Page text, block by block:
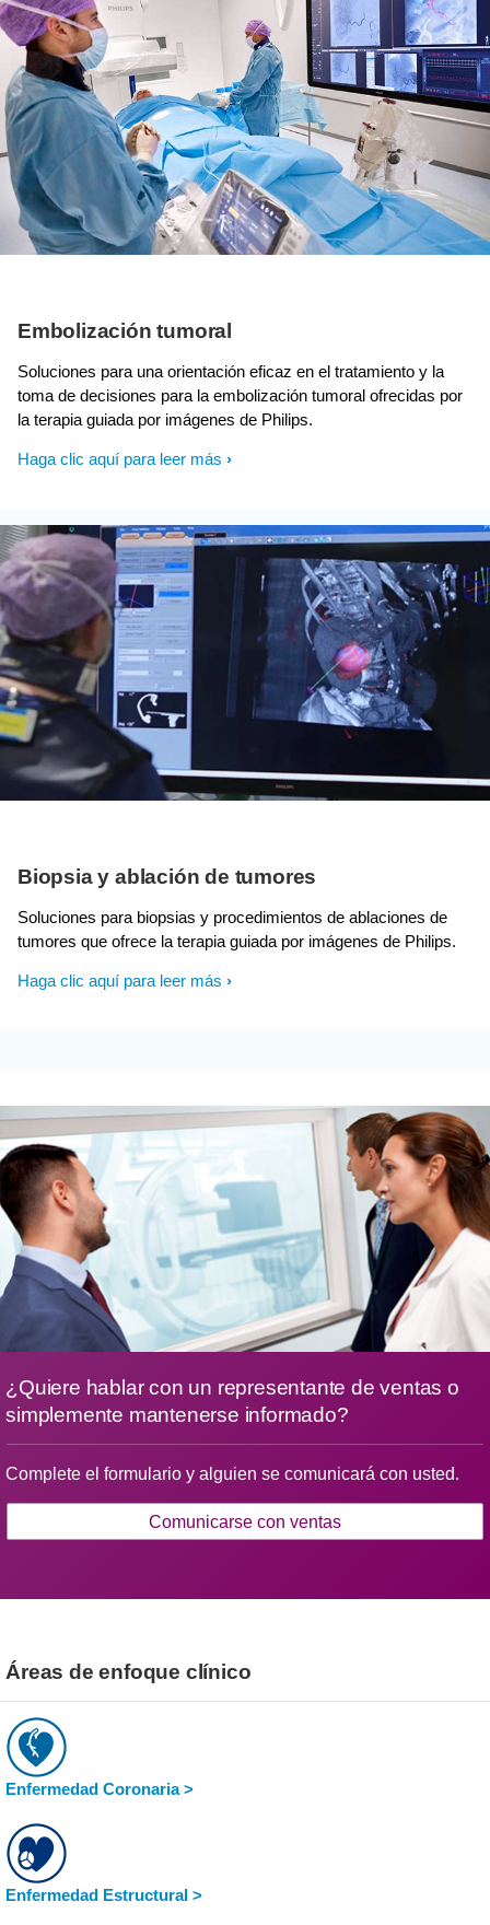
Embolización tumoral
Soluciones para una orientación eficaz en el tratamiento y la
toma de decisiones para la embolización tumoral ofrecidas por
la terapia guiada por imágenes de Philips.
Haga clic aquí para leer más
Biopsia y ablación de tumores
Soluciones para biopsias y procedimientos de ablaciones de
tumores que ofrece la terapia guiada por imágenes de Philips.
Haga clic aquí para leer más
¿Quiere hablar con un representante de ventas o
simplemente mantenerse informado?
Complete el formulario y alguien se comunicará con usted.
Comunicarse con ventas
Áreas de enfoque clínico
Enfermedad Coronaria >
Enfermedad Estructural >